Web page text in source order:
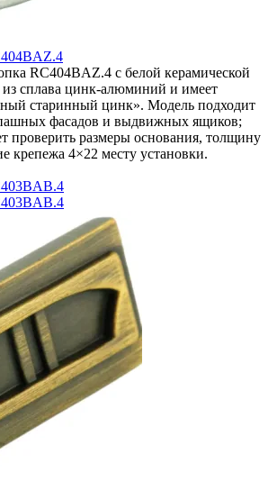
RC404BAZ.4 с белой керамической
из сплава цинк-алюминий и имеет
старинный цинк». Модель подходит
фасадов и выдвижных ящиков;
проверить размеры основания, толщину
крепежа 4×22 месту установки.